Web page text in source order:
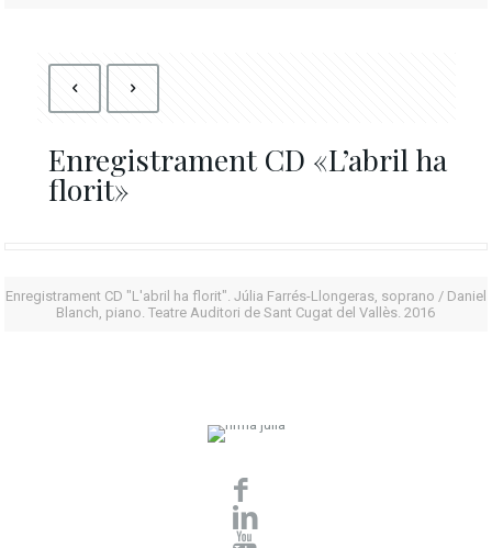
Enregistrament CD «L’abril ha
florit»
Enregistrament CD "L'abril ha florit". Júlia Farrés-Llongeras, soprano / Daniel
Blanch, piano. Teatre Auditori de Sant Cugat del Vallès. 2016